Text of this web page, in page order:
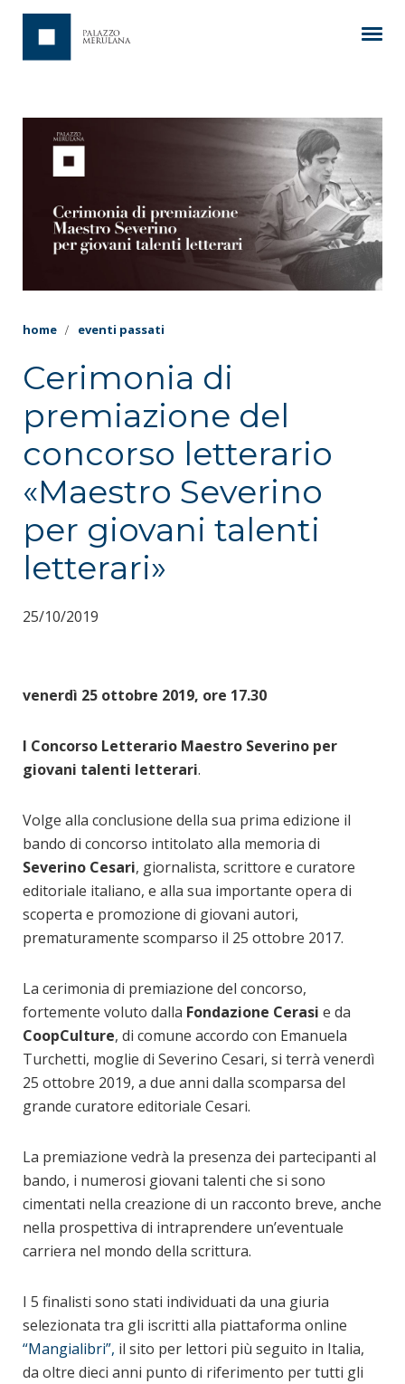
home eventi passati
Cerimonia di
premiazione del
concorso letterario
«Maestro Severino
per giovani talenti
letterari»
25/10/2019
venerdì 25 ottobre 2019, ore 17.30
I Concorso Letterario Maestro Severino per
giovani talenti letterari.
Volge alla conclusione della sua prima edizione il
bando di concorso intitolato alla memoria di
Severino Cesari, giornalista, scrittore e curatore
editoriale italiano, e alla sua importante opera di
scoperta e promozione di giovani autori,
prematuramente scomparso il 25 ottobre 2017.
La cerimonia di premiazione del concorso,
fortemente voluto dalla Fondazione Cerasi e da
CoopCulture, di comune accordo con Emanuela
Turchetti, moglie di Severino Cesari, si terrà venerdì
25 ottobre 2019, a due anni dalla scomparsa del
grande curatore editoriale Cesari.
La premiazione vedrà la presenza dei partecipanti al
bando, i numerosi giovani talenti che si sono
cimentati nella creazione di un racconto breve, anche
nella prospettiva di intraprendere un’eventuale
carriera nel mondo della scrittura.
I 5 finalisti sono stati individuati da una giuria
selezionata tra gli iscritti alla piattaforma online
“Mangialibri”, il sito per lettori più seguito in Italia,
da oltre dieci anni punto di riferimento per tutti gli